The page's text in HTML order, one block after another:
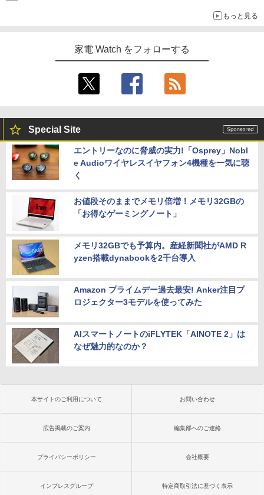
もっと見る
家電 Watch をフォローする
Special Site
エントリーなのに脅威の実力!「Osprey」Nobl
e Audioワイヤレスイヤフォン4機種を一気に聴
く
お値段そのままでメモリ倍増！メモリ32GBの
「お得なゲーミングノート」
メモリ32GBでも予算内。産経新聞社がAMD R
yzen搭載dynabookを2千台導入
Amazon プライムデー過去最安! Anker注目プ
ロジェクター3モデルを使ってみた
AIスマートノートのiFLYTEK「AINOTE 2」は
なぜ魅力的なのか？
本サイトのご利用について お問い合わせ
広告掲載のご案内 編集部へのご連絡
プライバシーポリシー 会社概要
インプレスグループ 特定商取引法に基づく表示